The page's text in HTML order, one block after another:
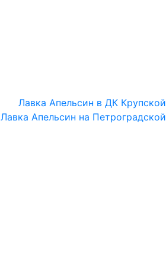
Лавка Апельсин в ДК Крупской
Лавка Апельсин на Петроградской